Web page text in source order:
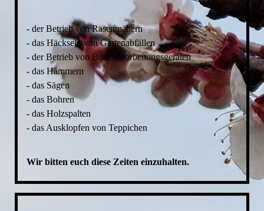
- der Betrieb von Rasenmähern
- das Häckseln von Gartenabfällen
- der Betrieb von Bodenbearbeitungsgeräten
- das Hämmern
- das Sägen
- das Bohren
- das Holzspalten
- das Ausklopfen von Teppichen
Wir bitten euch diese Zeiten einzuhalten.